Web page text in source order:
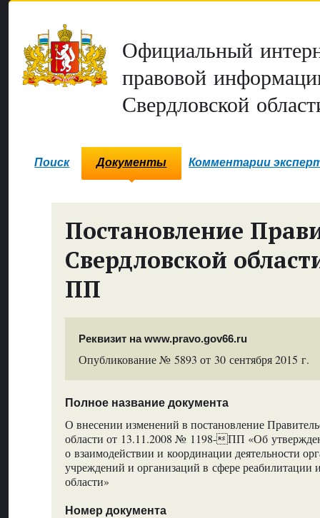
Официальный
правовой
Свердловской
Поиск Документы Комментарии
Постановление
Свердловской
ПП
Реквизит на www.pravo.gov66.ru
Опубликование № 5893 от 30 сентября 2015 г.
Полное название документа
О внесении изменений в постановление
области от 13.11.2008 № 1198-ПП «Об
о взаимодействии и координации деятельности
учреждений и организаций в сфере реабилитации
области»
Номер документа